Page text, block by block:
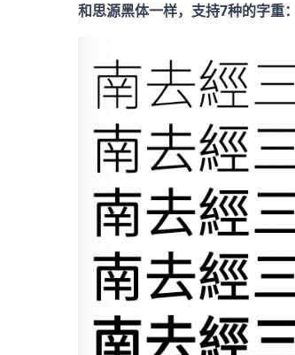
和思源黑体一样，支持7种的字重：